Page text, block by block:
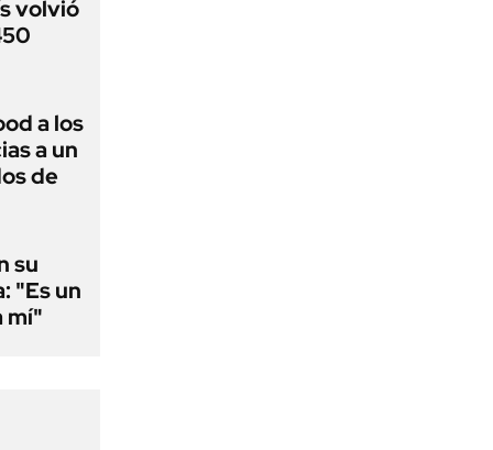
volvió
a los
a un
de
su
"Es un
mí"